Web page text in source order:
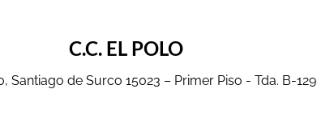
C.C. EL POLO
Santiago de Surco 15023 – Primer Piso - Tda. B-129